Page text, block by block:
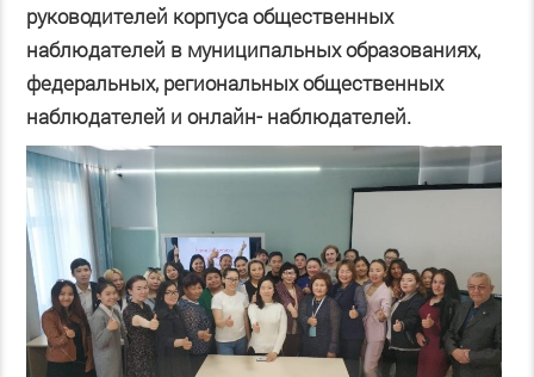
руководителей корпуса общественных
наблюдателей в муниципальных образованиях,
федеральных, региональных общественных
наблюдателей и онлайн- наблюдателей.